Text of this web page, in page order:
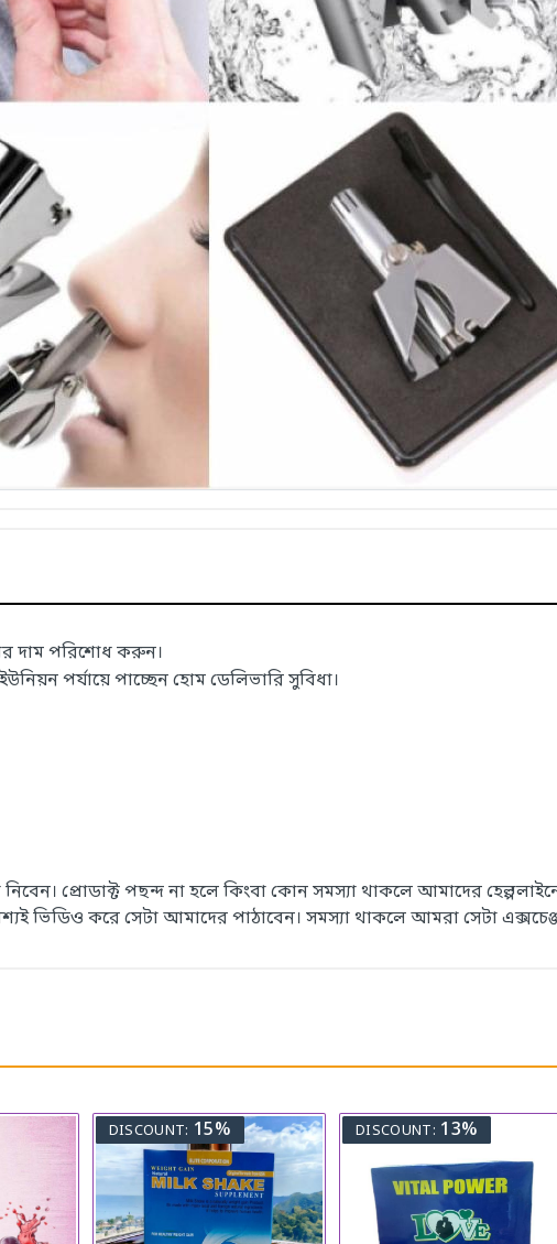
দাম পরিশোধ করুন।
পর্যায়ে পাচ্ছেন হোম ডেলিভারি সুবিধা।
নিবেন। প্রোডাক্ট পছন্দ না হলে কিংবা কোন সমস্যা থাকলে আমাদের
ভিডিও করে সেটা আমাদের পাঠাবেন। সমস্যা থাকলে আমরা সেটা
DISCOUNT: 15% DISCOUNT: 13%